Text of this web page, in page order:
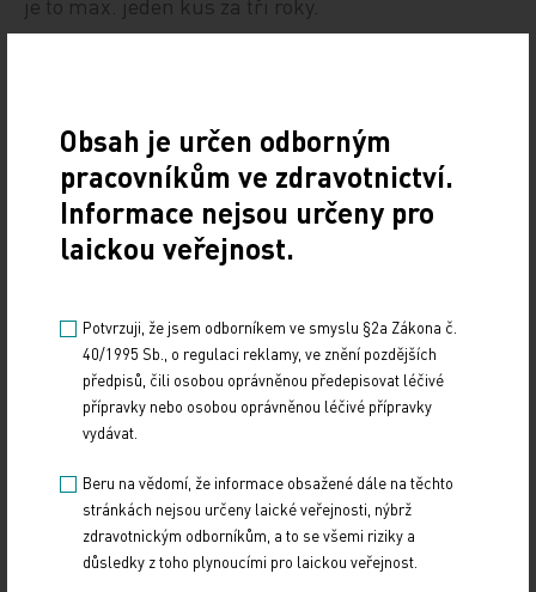
IMPORT: TITULY
Sdílejte článek
Obsah je určen odborným
pracovníkům ve zdravotnictví.
Informace nejsou určeny pro
laickou veřejnost.
Potvrzuji, že jsem odborníkem ve smyslu §2a Zákona č.
40/1995 Sb., o regulaci reklamy, ve znění pozdějších
předpisů, čili osobou oprávněnou předepisovat léčivé
přípravky nebo osobou oprávněnou léčivé přípravky
vydávat.
Beru na vědomí, že informace obsažené dále na těchto
stránkách nejsou určeny laické veřejnosti, nýbrž
zdravotnickým odborníkům, a to se všemi riziky a
důsledky z toho plynoucími pro laickou veřejnost.